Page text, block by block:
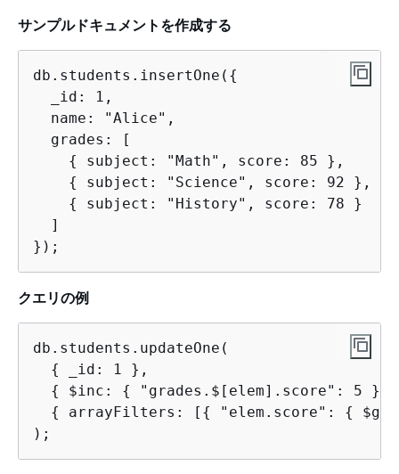
サンプルドキュメントを作成する
db.students.insertOne( {
  _id: 1,
  name: "Alice",
  grades: [
{
subject: "Math", score: 85 },
{
subject: "Science", score: 92 },
{
subject: "History", score: 78 }
  ]
});
クエリの例
db.students.updateOne(
{
_id: 1 },
{
$inc: {
"grades.$[elem].score": 5 }
{
arrayFilters: [ { "elem.score": {
);